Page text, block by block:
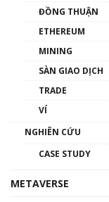
ĐỒNG THUẬN
ETHEREUM
MINING
SÀN GIAO DỊCH
TRADE
VÍ
NGHIÊN CỨU
CASE STUDY
METAVERSE